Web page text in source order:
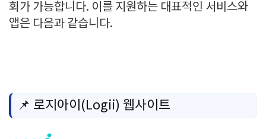
회가 가능합니다. 이를 지원하는 대표적인 서비스와
앱은 다음과 같습니다.
📌 로지아이(Logii) 웹사이트